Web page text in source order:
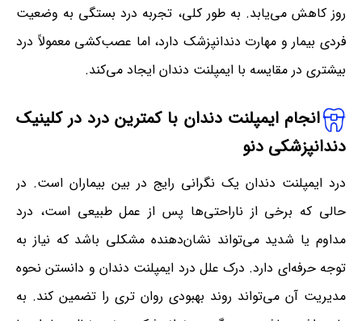
روز کاهش می‌یابد. به طور کلی، تجربه درد بستگی به وضعیت
فردی بیمار و مهارت دندانپزشک دارد، اما عصب‌کشی معمولاً درد
بیشتری در مقایسه با ایمپلنت دندان ایجاد می‌کند.
انجام ایمپلنت دندان با کمترین درد در کلینیک
دندانپزشکی دنو
درد ایمپلنت دندان یک نگرانی رایج در بین بیماران است. در
حالی که برخی از ناراحتی‌ها پس از عمل طبیعی است، درد
مداوم یا شدید می‌تواند نشان‌دهنده مشکلی باشد که نیاز به
توجه حرفه‌ای دارد. درک علل درد ایمپلنت دندان و دانستن نحوه
مدیریت آن می‌تواند روند بهبودی روان تری را تضمین کند. به